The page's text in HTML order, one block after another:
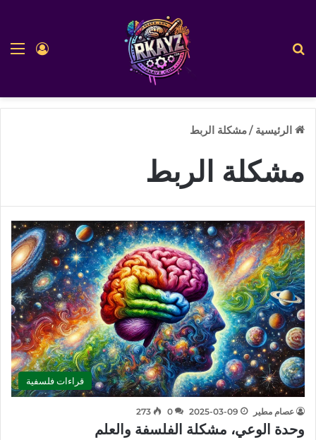
تسجيل
الرئيسية /مشكلة الربط
مشكلة الربط
قراءات فلسفية
عصام مطير 2025-03-09
0
273
وحدة الوعي، مشكلة الفلسفة والعلم